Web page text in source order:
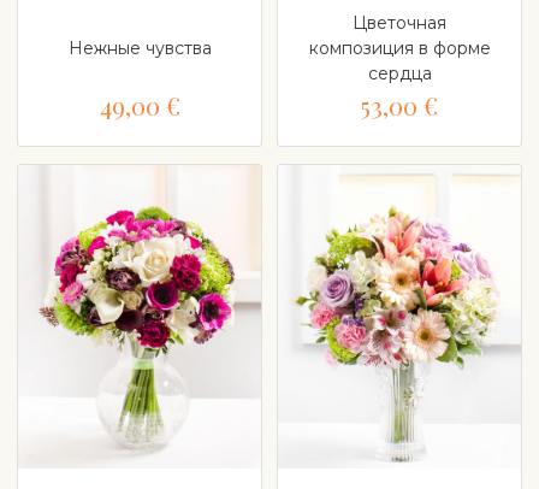
Нежные чувства
49,00 €
Цветочная
композиция в форме
сердца
53,00 €